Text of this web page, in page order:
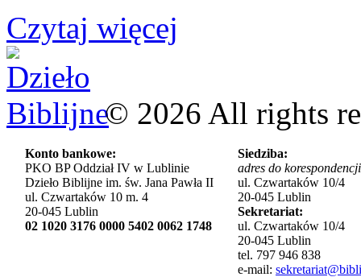
Czytaj więcej
© 2026 All rights
Konto bankowe:
PKO BP Oddział IV w Lublinie
Dzieło Biblijne im. św. Jana Pawła II
ul. Czwartaków 10 m. 4
20-045 Lublin
02 1020 3176 0000 5402 0062 1748
Siedziba:
adres do
ul. Czwartaków 10/4
20-045 Lublin
Sekretariat:
ul. Czwartaków 10/4
20-045 Lublin
tel. 797 946 838
e-mail: